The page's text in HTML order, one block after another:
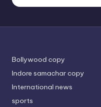
Bollywood copy
Indore samachar copy
International news
sports